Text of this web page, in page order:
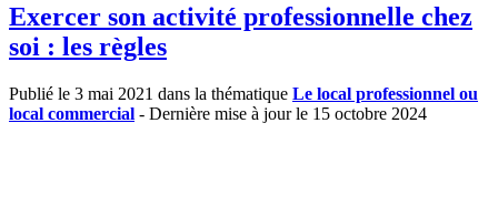
Exercer son activité professionnelle chez
soi : les règles
Publié le 3 mai 2021 dans la thématique Le local professionnel ou
local commercial - Dernière mise à jour le 15 octobre 2024